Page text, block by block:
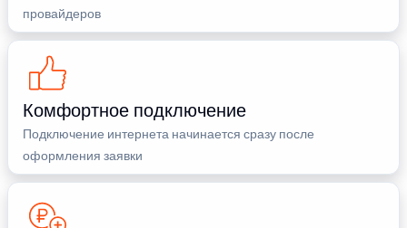
провайдеров
Комфортное подключение
Подключение интернета начинается сразу после
оформления заявки